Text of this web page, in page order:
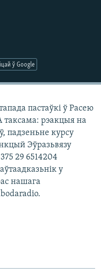
ў Google
пастаўкі ў Расею
таксама: рэакцыя на
падзеньне курсу
Эўразьвязу
29 6514204
у
нашага